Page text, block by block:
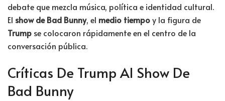
debate que mezcla música, política e identidad cultural.
El show de Bad Bunny, el medio tiempoy la figura de
Trump se colocaron rápidamente en el centro de la
conversación pública.
Críticas De Trump Al Show De
Bad Bunny